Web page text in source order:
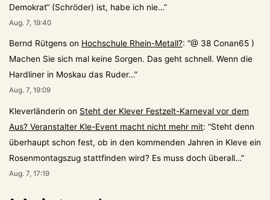
Demokrat“ (Schröder) ist, habe ich nie…”
Aug. 7, 19:40
Bernd Rütgens on Hochschule Rhein-Metall?: “@ 38 Conan65 )
Machen Sie sich mal keine Sorgen. Das geht schnell. Wenn die
Hardliner in Moskau das Ruder…”
Aug. 7, 19:09
Kleverländerin on Steht der Klever Festzelt-Karneval vor dem
Aus? Veranstalter Kle-Event macht nicht mehr mit: “Steht denn
überhaupt schon fest, ob in den kommenden Jahren in Kleve ein
Rosenmontagszug stattfinden wird? Es muss doch überall…”
Aug. 7, 17:19